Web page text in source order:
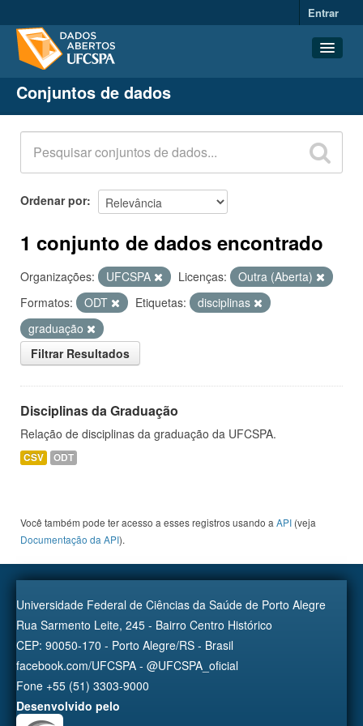
Entrar
Conjuntos de dados
Organizações
Grupos
Sobre
Conjuntos de dados
Ordenar por
1 conjunto de dados encontrado
Organizações: UFCSPA Licenças:
Outra (Aberta)
Formatos:
ODT Etiquetas:
disciplinas
graduação
Filtrar Resultados
Disciplinas da Graduação
Relação de disciplinas da graduação da UFCSPA.
CSV ODT
Você também pode ter acesso a esses registros usando a API (veja
Documentação da API).
Universidade Federal de Ciências da Saúde de Porto Alegre
Rua Sarmento Leite, 245 - Bairro Centro Histórico
CEP: 90050-170 - Porto Alegre/RS - Brasil
facebook.com/UFCSPA - @UFCSPA_oficial
Fone +55 (51) 3303-9000
Desenvolvido pelo